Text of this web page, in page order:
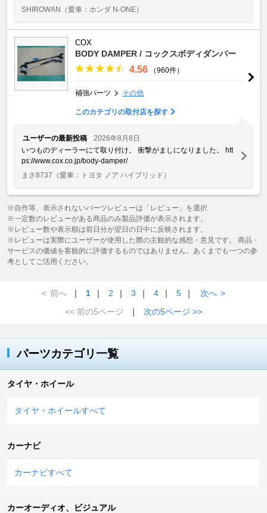
SHIROWAN （愛車：ホンダ N-ONE）
COX
BODY DAMPER / コックスボディダンパー
4.56 （960件）
補強パーツ その他
このカテゴリの取付店を探す
ユーザーの最新投稿
2026年8月8日
いつものディーラーにて取り付け。 衝撃がましになりました。 htt
ps://www.cox.co.jp/body-damper/
まさ8737 （愛車：トヨタ ノア ハイブリッド）
※自作等、表示されないパーツレビューは「レビュー」を選択
※一定数のレビューがある商品のみ製品評価が表示されます。
※レビュー数や表示順は前日分が翌日の日中に反映されます。
※レビューは実際にユーザーが使用した際の主観的な感想・意見です。 商品・
サービスの価値を客観的に評価するものではありません。あくまでも一つの参
考としてご活用ください。
< 前へ ｜ 1 ｜ 2 ｜ 3 ｜ 4 ｜ 5 ｜ 次へ >
<< 前の5ページ
｜ 次の5ページ >>
パーツカテゴリ一覧
タイヤ・ホイール
タイヤ・ホイールすべて
カーナビ
カーナビすべて
カーオーディオ、ビジュアル